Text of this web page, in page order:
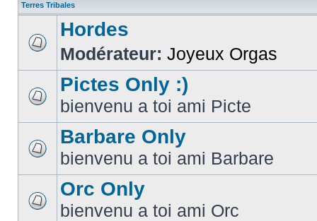
Terres Tribales
Hordes
Modérateur: Joyeux Orgas
Pictes Only :)
bienvenu a toi ami Picte
Barbare Only
bienvenu a toi ami Barbare
Orc Only
bienvenu a toi ami Orc